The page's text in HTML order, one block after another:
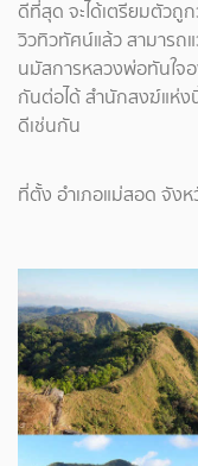
ดีที่สุด จะได้เตรียมตัวถู
วิวทิวทัศน์แล้ว สามารถ
นมัสการหลวงพ่อทันใจ
กันต่อได้ สำนักสงฆ์แห่
ดีเช่นกัน
ที่ตั้ง อำเภอแม่สอด จัง